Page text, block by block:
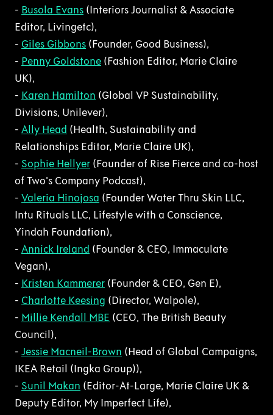
- Busola Evans (Interiors Journalist & Associate
Editor, Livingetc),
- Giles Gibbons (Founder, Good Business),
- Penny Goldstone (Fashion Editor, Marie Claire
UK),
- Karen Hamilton (Global VP Sustainability,
Divisions, Unilever),
- Ally Head (Health, Sustainability and
Relationships Editor, Marie Claire UK),
- Sophie Hellyer (Founder of Rise Fierce and co-host
of Two's Company Podcast),
- Valeria Hinojosa (Founder Water Thru Skin LLC,
Intu Rituals LLC, Lifestyle with a Conscience,
Yindah Foundation),
- Annick Ireland (Founder & CEO, Immaculate
Vegan),
- Kristen Kammerer (Founder & CEO, Gen E),
- Charlotte Keesing (Director, Walpole),
- Millie Kendall MBE (CEO, The British Beauty
Council),
- Jessie Macneil-Brown (Head of Global Campaigns,
IKEA Retail (Ingka Group)),
- Sunil Makan (Editor-At-Large, Marie Claire UK &
Deputy Editor, My Imperfect Life),